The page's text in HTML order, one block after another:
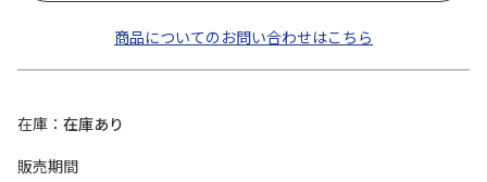
商品についてのお問い合わせはこちら
在庫
在庫あり
販売期間